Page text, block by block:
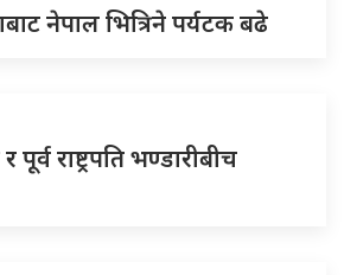
नेपाल भित्रिने पर्यटक बढे
पूर्व राष्ट्रपति भण्डारीबीच